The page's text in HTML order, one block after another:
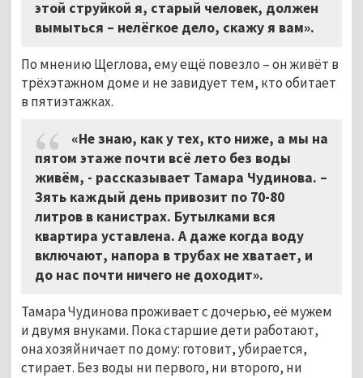
этой струйкой я, старый человек, должен
вымыться – нелёгкое дело, скажу я вам».
По мнению Щеглова, ему ещё повезло – он живёт в
трёхэтажном доме и не завидует тем, кто обитает
в пятиэтажках.
«Не знаю, как у тех, кто ниже, а мы на
пятом этаже почти всё лето без воды
живём, - рассказывает Тамара Чудинова. –
Зять каждый день привозит по 70-80
литров в канистрах. Бутылками вся
квартира уставлена. А даже когда воду
включают, напора в трубах не хватает, и
до нас почти ничего не доходит».
Тамара Чудинова проживает с дочерью, её мужем
и двумя внуками. Пока старшие дети работают,
она хозяйничает по дому: готовит, убирается,
стирает. Без воды ни первого, ни второго, ни